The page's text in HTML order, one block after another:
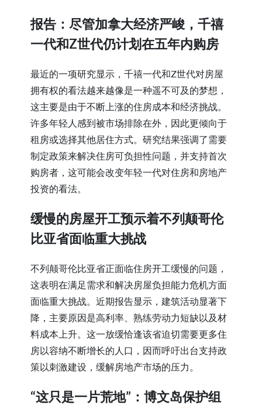
报告：尽管加拿大经济严峻，千禧
一代和Z世代仍计划在五年内购房
最近的一项研究显示，千禧一代和Z世代对房屋
拥有权的看法越来越像是一种遥不可及的梦想，
这主要是由于不断上涨的住房成本和经济挑战。
许多年轻人感到被市场排除在外，因此更倾向于
租房或选择其他居住方式。研究结果强调了需要
制定政策来解决住房可负担性问题，并支持首次
购房者，这可能会改变年轻一代对住房和房地产
投资的看法。
缓慢的房屋开工预示着不列颠哥伦
比亚省面临重大挑战
不列颠哥伦比亚省正面临住房开工缓慢的问题，
这表明在满足需求和解决房屋负担能力危机方面
面临重大挑战。近期报告显示，建筑活动显著下
降，主要原因是高利率、熟练劳动力短缺以及材
料成本上升。这一放缓恰逢该省迫切需要更多住
房以容纳不断增长的人口，因而呼吁出台支持政
策以刺激建设，缓解房地产市场的压力。
“这只是一片荒地”：博文岛保护组